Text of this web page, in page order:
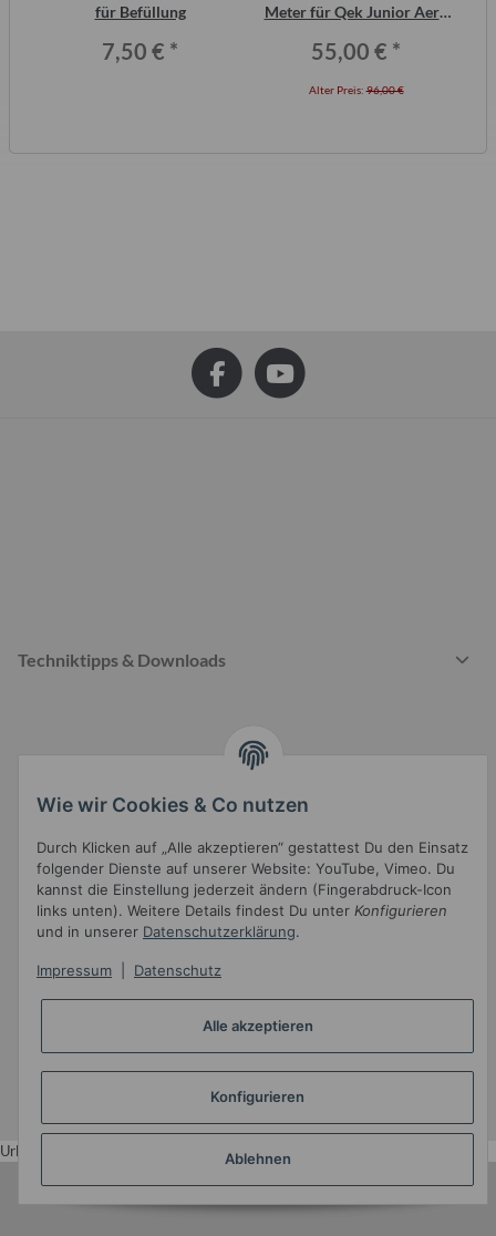
für Befüllung
7,50 € *
Meter für Qek Junior Aero
55,00 € *
Alter Preis:96,00 €
Techniktipps & Downloads
Gesetzliche Informationen
Wie wir Cookies & Co nutzen
Durch Klicken auf „Alle akzeptieren“ gestattest Du den Einsatz
folgender Dienste auf unserer Website: YouTube, Vimeo. Du
kannst die Einstellung jederzeit ändern (Fingerabdruck-Icon
links unten). Weitere Details findest Du unter Konfigurieren
und in unserer Datenschutzerklärung.
Impressum Datenschutz
Alle akzeptieren
Konfigurieren
Ablehnen
Urlaub